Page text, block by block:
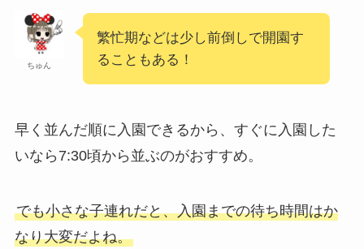
ちゅん
繁忙期などは少し前倒しで開園す
ることもある！
早く並んだ順に入園できるから、すぐに入園した
いなら7:30頃から並ぶのがおすすめ。
でも小さな子連れだと、入園までの待ち時間はか
なり大変だよね。